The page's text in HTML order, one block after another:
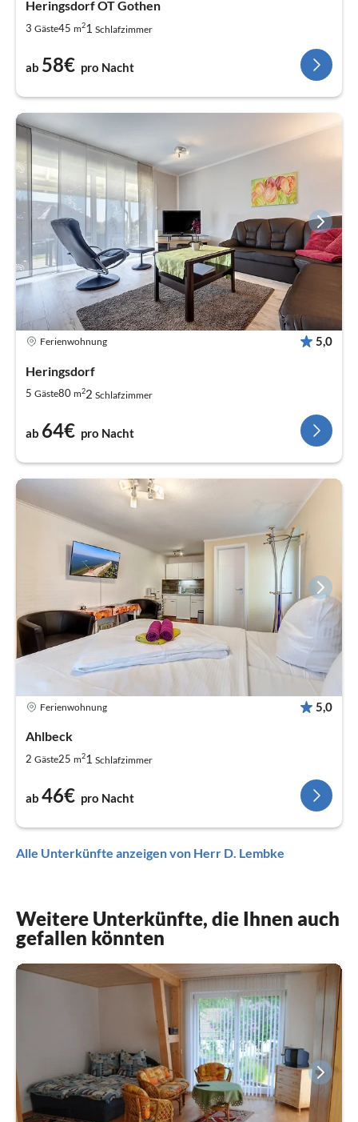
Heringsdorf OT Gothen
3 Gäste45 m21 Schlafzimmer
ab 58€ pro Nacht
Ferienwohnung 5,0
Heringsdorf
5 Gäste80 m22 Schlafzimmer
ab 64€ pro Nacht
Ferienwohnung 5,0
Ahlbeck
2 Gäste25 m21 Schlafzimmer
ab 46€ pro Nacht
Alle Unterkünfte anzeigen von Herr D. Lembke
Weitere Unterkünfte, die Ihnen auch
gefallen könnten